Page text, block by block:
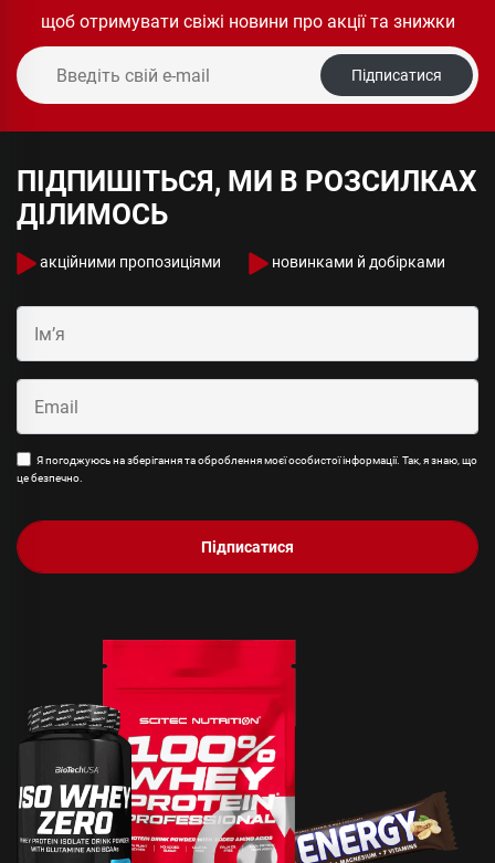
щоб отримувати свіжі новини про акції та знижки
Підписатися
ПІДПИШІТЬСЯ, МИ В РОЗСИЛКАХ
ДІЛИМОСЬ
акційними пропозиціями новинками й добірками
Я погоджуюсь на зберігання та оброблення моєї особистої інформації. Так, я знаю, що
це безпечно.
Підписатися